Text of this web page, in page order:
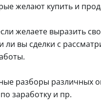
желают купить и
желаете выразить
вы сделки с
разборы различных
заработку и пр.